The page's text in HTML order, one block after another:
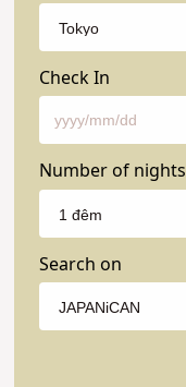
Check In
Number of nights
Search on